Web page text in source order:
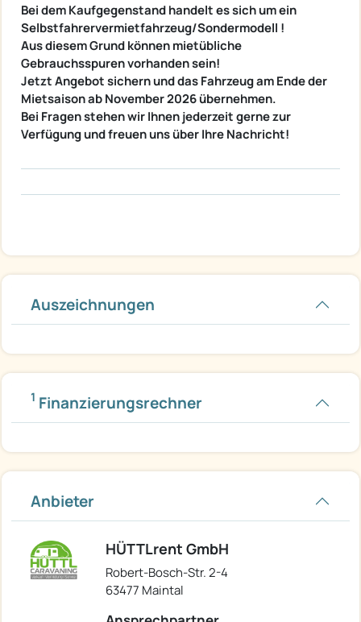
Bei dem Kaufgegenstand handelt es sich um ein
Selbstfahrervermietfahrzeug/Sondermodell !
Aus diesem Grund können mietübliche
Gebrauchsspuren vorhanden sein!
Jetzt Angebot sichern und das Fahrzeug am Ende der
Mietsaison ab November 2026 übernehmen.
Bei Fragen stehen wir Ihnen jederzeit gerne zur
Verfügung und freuen uns über Ihre Nachricht!
Auszeichnungen
1 Finanzierungsrechner
Anbieter
HÜTTLrent GmbH
Robert-Bosch-Str. 2-4
63477 Maintal